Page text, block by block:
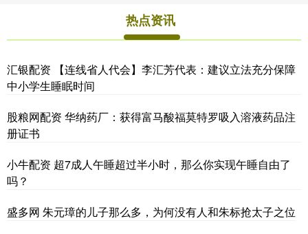
热点资讯
汇银配资 【连线省人代会】李汇芳代表：建议立法充分保障
中小学生睡眠时间
股粮网配资 华纳药厂：获得富马酸福莫特罗吸入溶液药品注
册证书
小牛配资 超7成人午睡超过半小时，那么你实现午睡自由了
吗？
盛多网 朱元璋的儿子那么多，为何没有人和朱标抢太子之位